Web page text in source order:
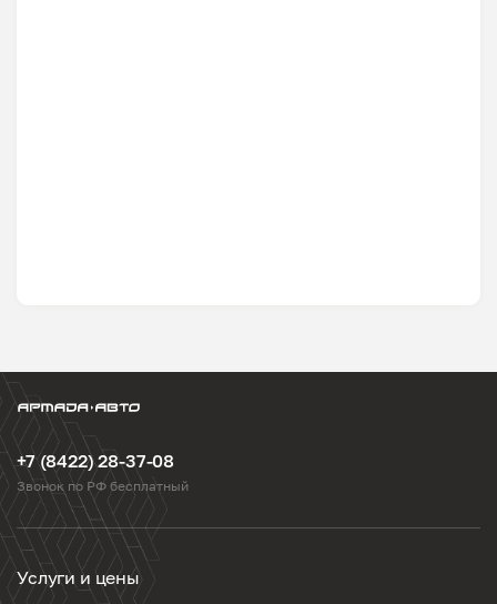
+7 (8422) 28-37-08
Звонок по РФ бесплатный
Услуги и цены